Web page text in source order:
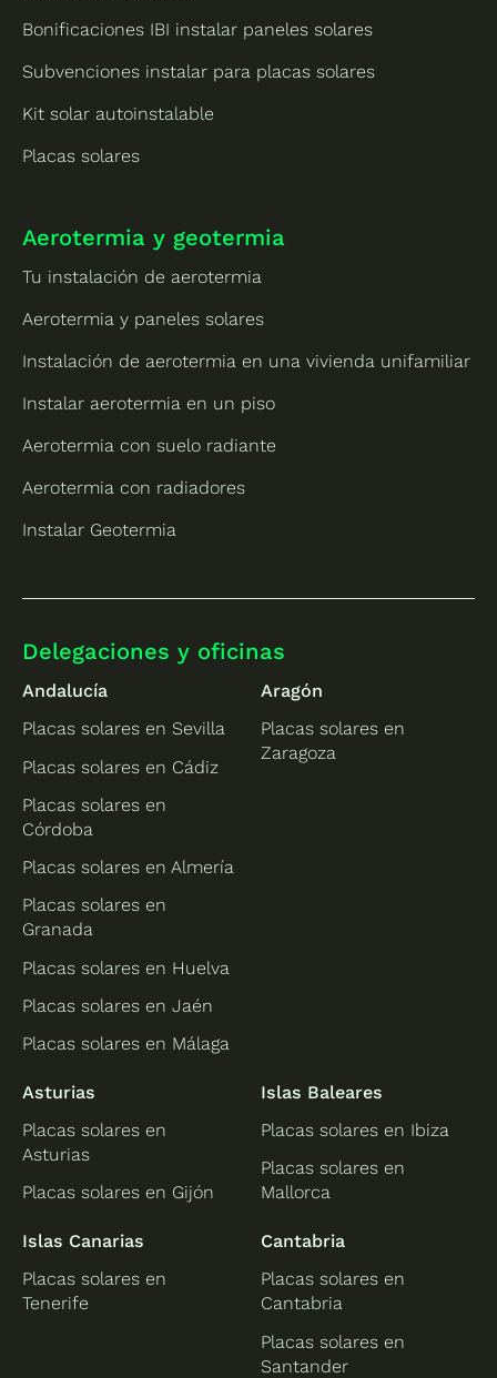
Bonificaciones IBI instalar paneles solares
Subvenciones instalar para placas solares
Kit solar autoinstalable
Placas solares
Aerotermia y geotermia
Tu instalación de aerotermia
Aerotermia y paneles solares
Instalación de aerotermia en una vivienda unifamiliar
Instalar aerotermia en un piso
Aerotermia con suelo radiante
Aerotermia con radiadores
Instalar Geotermia
Delegaciones y oficinas
Andalucía
Placas solares en Sevilla
Placas solares en Cádiz
Placas solares en
Córdoba
Placas solares en Almería
Placas solares en
Granada
Placas solares en Huelva
Placas solares en Jaén
Placas solares en Málaga
Aragón
Placas solares en
Zaragoza
Asturias
Placas solares en
Asturias
Placas solares en Gijón
Islas Baleares
Placas solares en Ibiza
Placas solares en
Mallorca
Islas Canarias
Placas solares en
Tenerife
Cantabria
Placas solares en
Cantabria
Placas solares en
Santander